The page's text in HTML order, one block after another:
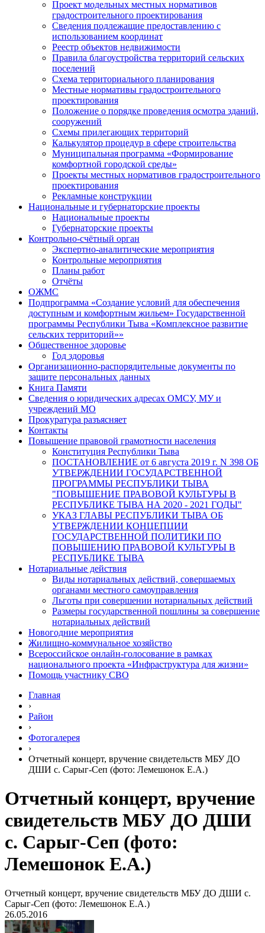
Проект модельных местных нормативов
градостроительного проектирования
Сведения подлежащие предоставлению с
использованием координат
Реестр объектов недвижимости
Правила благоустройства территорий сельских
поселений
Схема территориального планирования
Местные нормативы градостроительного
проектирования
Положение о порядке проведения осмотра зданий,
сооружений
Схемы прилегающих территорий
Калькулятор процедур в сфере строительства
Муниципальная программа «Формирование
комфортной городской среды»
Проекты местных нормативов градостроительного
проектирования
Рекламные конструкции
Национальные и губернаторские проекты
Национальные проекты
Губернаторские проекты
Контрольно-счётный орган
Экспертно-аналитические мероприятия
Контрольные мероприятия
Планы работ
Отчёты
ОЖМС
Подпрограмма «Создание условий для обеспечения
доступным и комфортным жильем» Государственной
программы Республики Тыва «Комплексное развитие
сельских территорий»»
Общественное здоровье
Год здоровья
Организационно-распорядительные документы по
защите персональных данных
Книга Памяти
Сведения о юридических адресах ОМСУ, МУ и
учреждений МО
Прокуратура разъясняет
Контакты
Повышение правовой грамотности населения
Конституция Республики Тыва
ПОСТАНОВЛЕНИЕ от 6 августа 2019 г. N 398 ОБ
УТВЕРЖДЕНИИ ГОСУДАРСТВЕННОЙ
ПРОГРАММЫ РЕСПУБЛИКИ ТЫВА
"ПОВЫШЕНИЕ ПРАВОВОЙ КУЛЬТУРЫ В
РЕСПУБЛИКЕ ТЫВА НА 2020 - 2021 ГОДЫ"
УКАЗ ГЛАВЫ РЕСПУБЛИКИ ТЫВА ОБ
УТВЕРЖДЕНИИ КОНЦЕПЦИИ
ГОСУДАРСТВЕННОЙ ПОЛИТИКИ ПО
ПОВЫШЕНИЮ ПРАВОВОЙ КУЛЬТУРЫ В
РЕСПУБЛИКЕ ТЫВА
Нотариальные действия
Виды нотариальных действий, совершаемых
органами местного самоуправления
Льготы при совершении нотариальных действий
Размеры государственной пошлины за совершение
нотариальных действий
Новогодние мероприятия
Жилищно-коммунальное хозяйство
Всероссийское онлайн-голосование в рамках
национального проекта «Инфраструктура для жизни»
Помощь участнику СВО
Главная
›
Район
›
Фотогалерея
›
Отчетный концерт, вручение свидетельств МБУ ДО
ДШИ с. Сарыг-Сеп (фото: Лемешонок Е.А.)
Отчетный концерт, вручение
свидетельств МБУ ДО ДШИ
с. Сарыг-Сеп (фото:
Лемешонок Е.А.)
Отчетный концерт, вручение свидетельств МБУ ДО ДШИ с.
Сарыг-Сеп (фото: Лемешонок Е.А.)
26.05.2016